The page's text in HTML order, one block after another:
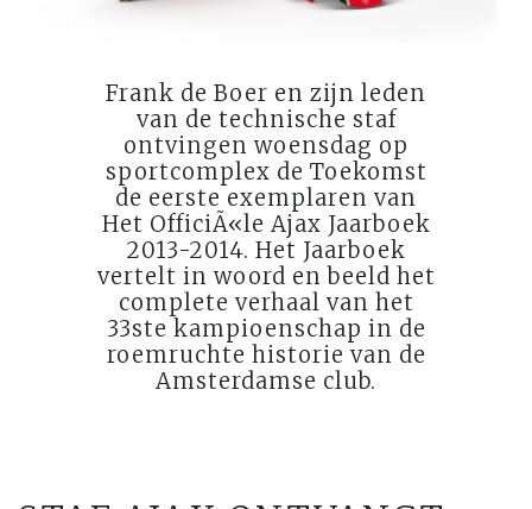
Frank de Boer en zijn leden
van de technische staf
ontvingen woensdag op
sportcomplex de Toekomst
de eerste exemplaren van
Het OfficiÃ«le Ajax Jaarboek
2013-2014. Het Jaarboek
vertelt in woord en beeld het
complete verhaal van het
33ste kampioenschap in de
roemruchte historie van de
Amsterdamse club.